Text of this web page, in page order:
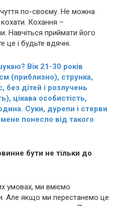
по-своєму. Не можна
Кохання –
Навчіться приймати його
це і будьте вдячні.
Вік 21-30 років
(приблизно), струнка,
без дітей і розлучень
цікава особистість,
Cyки, дypeпи і стepви
понесло від такого
бути не тільки до
умовах, ми вміємо
Але якщо ми перестанемо це